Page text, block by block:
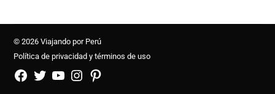
© 2026 Viajando por Perú
Política de privacidad y términos de uso
FB
TW YouTubeInstagramPinterest